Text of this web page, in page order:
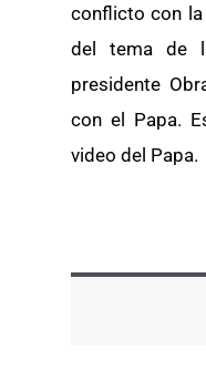
conflicto con
del tema de
presidente
con el Papa.
video del Papa.